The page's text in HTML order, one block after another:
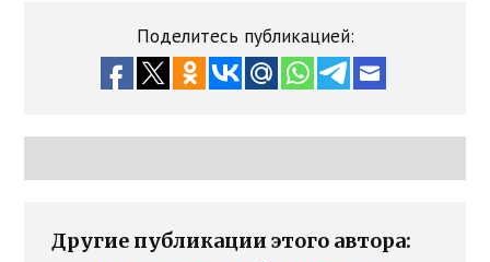
Поделитесь публикацией:
Другие публикации этого автора: